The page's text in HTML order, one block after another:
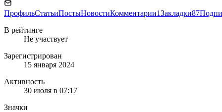
ПрофильСтатьиПостыНовостиКомментарии1Закладки87
В рейтинге
Не участвует
Зарегистрирован
15 января 2024
Активность
30 июля в 07:17
Значки